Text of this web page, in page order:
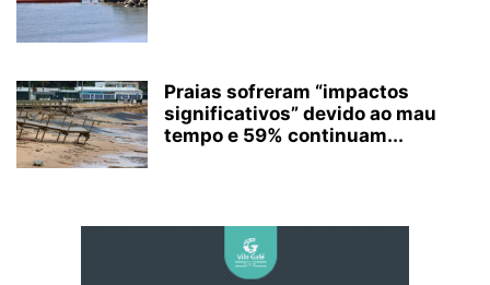
Praias sofreram “impactos
significativos” devido ao mau
tempo e 59% continuam...